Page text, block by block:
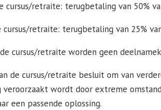
cursus/retraite: terugbetaling van 50%
retraite: terugbetaling van 25%
cursus/retraite worden geen
de cursus/retraite besluit om van
wordt door extreme
een passende oplossing.